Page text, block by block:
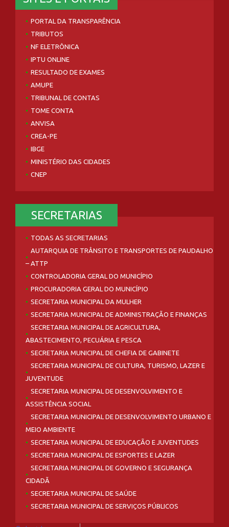
PORTAL DA TRANSPARÊNCIA
TRIBUTOS
NF ELETRÔNICA
IPTU ONLINE
RESULTADO DE EXAMES
AMUPE
TRIBUNAL DE CONTAS
TOME CONTA
ANVISA
CREA-PE
IBGE
MINISTÉRIO DAS CIDADES
CNEP
SECRETARIAS
TODAS AS SECRETARIAS
AUTARQUIA DE TRÂNSITO E TRANSPORTES DE PAUDALHO
– ATTP
CONTROLADORIA GERAL DO MUNICÍPIO
PROCURADORIA GERAL DO MUNICÍPIO
SECRETARIA MUNICIPAL DA MULHER
SECRETARIA MUNICIPAL DE ADMINISTRAÇÃO E FINANÇAS
SECRETARIA MUNICIPAL DE AGRICULTURA,
ABASTECIMENTO, PECUÁRIA E PESCA
SECRETARIA MUNICIPAL DE CHEFIA DE GABINETE
SECRETARIA MUNICIPAL DE CULTURA, TURISMO, LAZER E
JUVENTUDE
SECRETARIA MUNICIPAL DE DESENVOLVIMENTO E
ASSISTÊNCIA SOCIAL
SECRETARIA MUNICIPAL DE DESENVOLVIMENTO URBANO E
MEIO AMBIENTE
SECRETARIA MUNICIPAL DE EDUCAÇÃO E JUVENTUDES
SECRETARIA MUNICIPAL DE ESPORTES E LAZER
SECRETARIA MUNICIPAL DE GOVERNO E SEGURANÇA
CIDADÃ
SECRETARIA MUNICIPAL DE SAÚDE
SECRETARIA MUNICIPAL DE SERVIÇOS PÚBLICOS